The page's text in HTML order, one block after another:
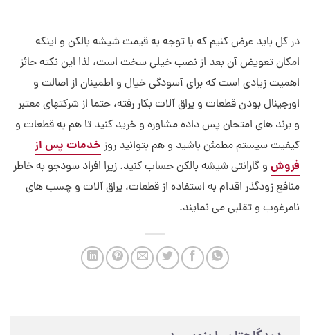
در کل باید عرض کنیم که با توجه به قیمت شیشه بالکن و اینکه
امکان تعویض آن بعد از نصب خیلی سخت است، لذا این نکته حائز
اهمیت زیادی است که برای آسودگی خیال و اطمینان از اصالت و
اورجینال بودن قطعات و یراق آلات بکار رفته، حتما از شرکتهای معتبر
و برند های امتحان پس داده مشاوره و خرید کنید تا هم به قطعات و
کیفیت سیستم مطمئن باشید و هم بتوانید روز خدمات پس از
فروش و گارانتی شیشه بالکن حساب کنید. زیرا افراد سودجو به خاطر
منافع زودگذر اقدام به استفاده از قطعات، یراق آلات و چسب های
نامرغوب و تقلبی می نمایند.